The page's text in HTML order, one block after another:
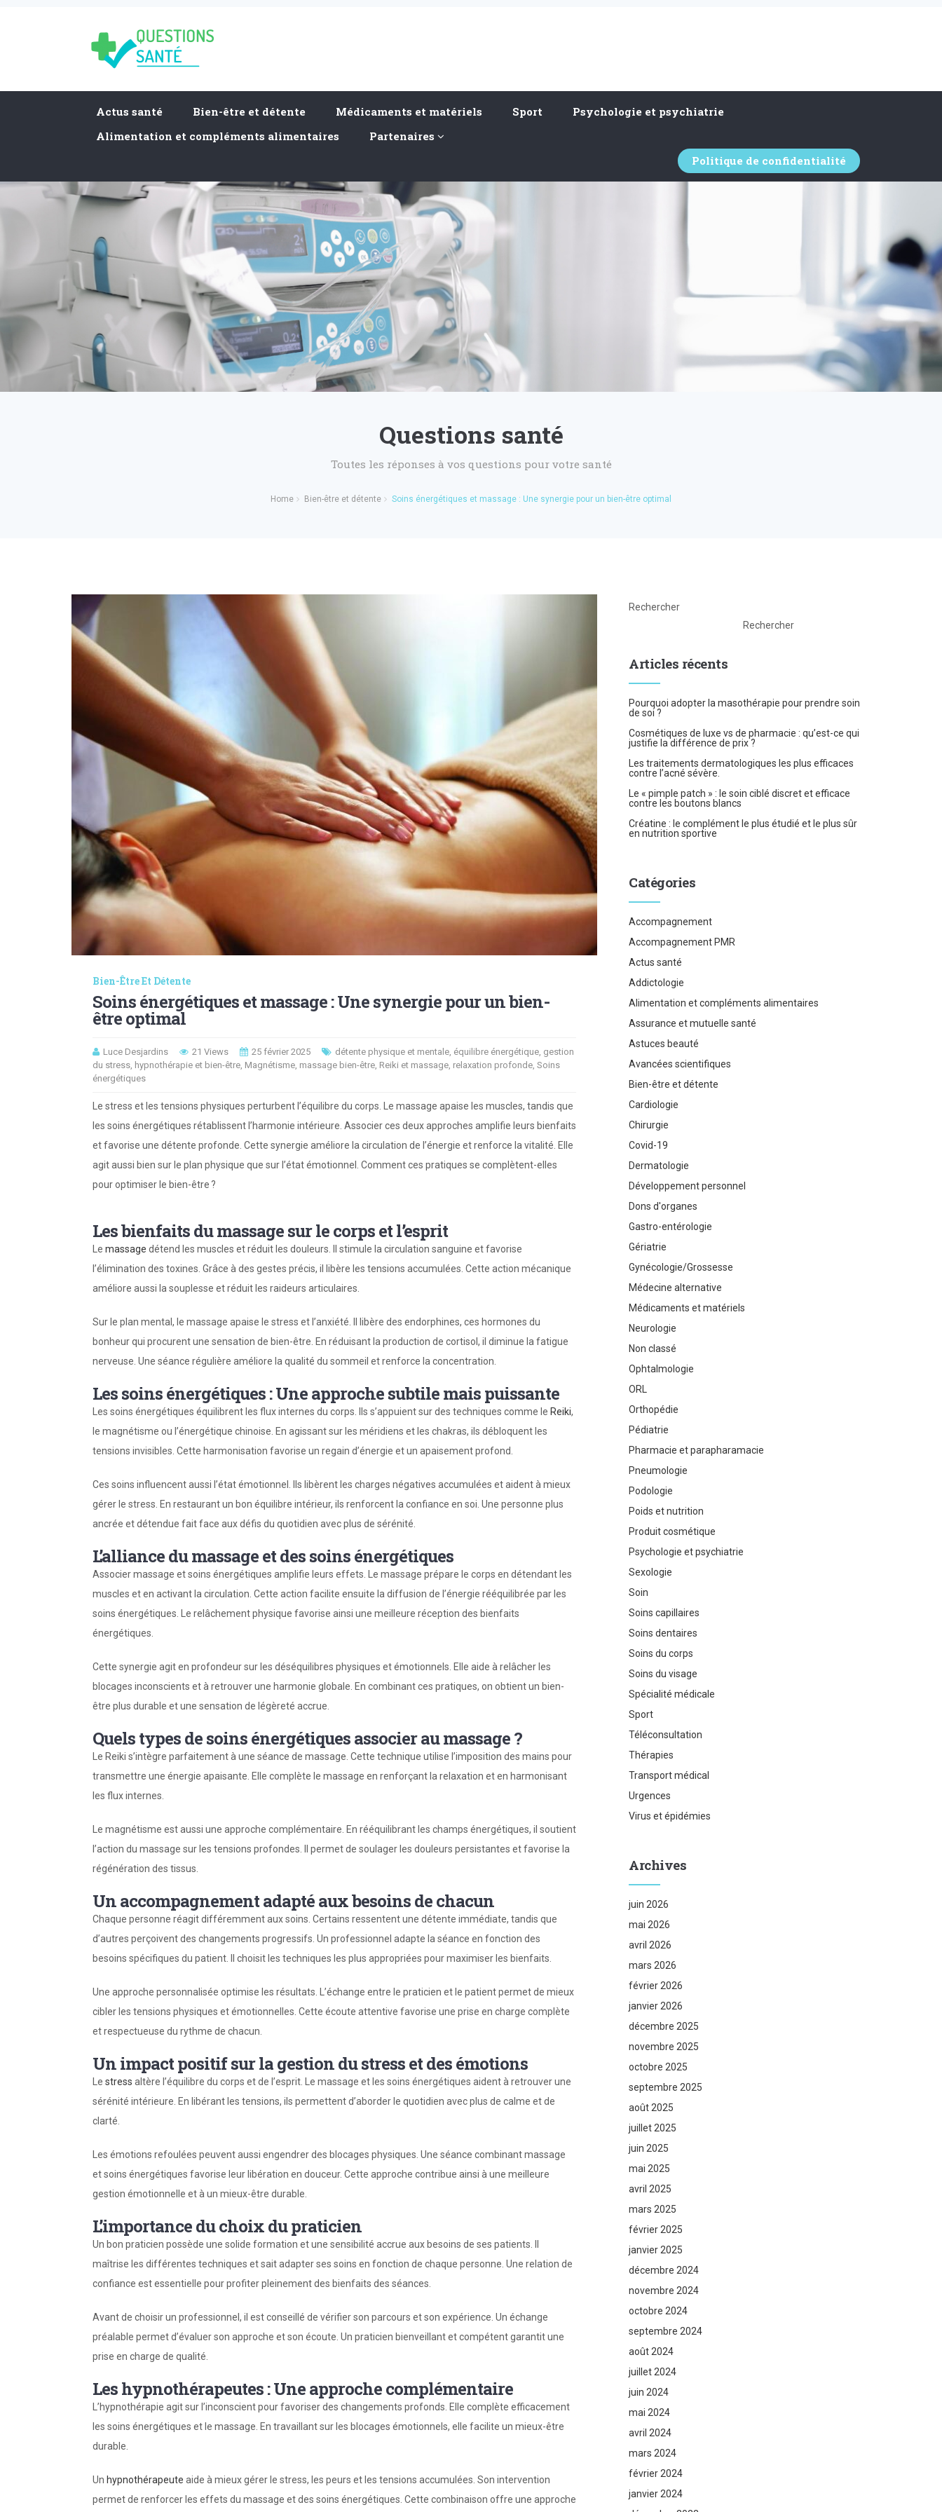
Actus santé Bien-être et détente Médicaments et matériels Sport
Psychologie et psychiatrie
Alimentation et compléments alimentaires
Partenaires
Politique de confidentialité
Questions santé
Toutes les réponses à vos questions pour votre santé
Home Bien-être et détente Soins énergétiques et massage : Une synergie pour un bien-être optimal
Bien-Être Et Détente
Soins énergétiques et massage : Une synergie pour un bien-
être optimal
Luce Desjardins 21 Views 25 février 2025 détente physique et mentale, équilibre énergétique, gestion
du stress, hypnothérapie et bien-être, Magnétisme, massage bien-être, Reiki et massage, relaxation profonde, Soins
énergétiques
Le stress et les tensions physiques perturbent l’équilibre du corps. Le massage apaise les muscles, tandis que
les soins énergétiques rétablissent l’harmonie intérieure. Associer ces deux approches amplifie leurs bienfaits
et favorise une détente profonde. Cette synergie améliore la circulation de l’énergie et renforce la vitalité. Elle
agit aussi bien sur le plan physique que sur l’état émotionnel. Comment ces pratiques se complètent-elles
pour optimiser le bien-être ?
Les bienfaits du massage sur le corps et l’esprit
Le massage détend les muscles et réduit les douleurs. Il stimule la circulation sanguine et favorise
l’élimination des toxines. Grâce à des gestes précis, il libère les tensions accumulées. Cette action mécanique
améliore aussi la souplesse et réduit les raideurs articulaires.
Sur le plan mental, le massage apaise le stress et l’anxiété. Il libère des endorphines, ces hormones du
bonheur qui procurent une sensation de bien-être. En réduisant la production de cortisol, il diminue la fatigue
nerveuse. Une séance régulière améliore la qualité du sommeil et renforce la concentration.
Les soins énergétiques : Une approche subtile mais puissante
Les soins énergétiques équilibrent les flux internes du corps. Ils s’appuient sur des techniques comme le Reiki,
le magnétisme ou l’énergétique chinoise. En agissant sur les méridiens et les chakras, ils débloquent les
tensions invisibles. Cette harmonisation favorise un regain d’énergie et un apaisement profond.
Ces soins influencent aussi l’état émotionnel. Ils libèrent les charges négatives accumulées et aident à mieux
gérer le stress. En restaurant un bon équilibre intérieur, ils renforcent la confiance en soi. Une personne plus
ancrée et détendue fait face aux défis du quotidien avec plus de sérénité.
L’alliance du massage et des soins énergétiques
Associer massage et soins énergétiques amplifie leurs effets. Le massage prépare le corps en détendant les
muscles et en activant la circulation. Cette action facilite ensuite la diffusion de l’énergie rééquilibrée par les
soins énergétiques. Le relâchement physique favorise ainsi une meilleure réception des bienfaits
énergétiques.
Cette synergie agit en profondeur sur les déséquilibres physiques et émotionnels. Elle aide à relâcher les
blocages inconscients et à retrouver une harmonie globale. En combinant ces pratiques, on obtient un bien-
être plus durable et une sensation de légèreté accrue.
Quels types de soins énergétiques associer au massage ?
Le Reiki s’intègre parfaitement à une séance de massage. Cette technique utilise l’imposition des mains pour
transmettre une énergie apaisante. Elle complète le massage en renforçant la relaxation et en harmonisant
les flux internes.
Le magnétisme est aussi une approche complémentaire. En rééquilibrant les champs énergétiques, il soutient
l’action du massage sur les tensions profondes. Il permet de soulager les douleurs persistantes et favorise la
régénération des tissus.
Un accompagnement adapté aux besoins de chacun
Chaque personne réagit différemment aux soins. Certains ressentent une détente immédiate, tandis que
d’autres perçoivent des changements progressifs. Un professionnel adapte la séance en fonction des
besoins spécifiques du patient. Il choisit les techniques les plus appropriées pour maximiser les bienfaits.
Une approche personnalisée optimise les résultats. L’échange entre le praticien et le patient permet de mieux
cibler les tensions physiques et émotionnelles. Cette écoute attentive favorise une prise en charge complète
et respectueuse du rythme de chacun.
Un impact positif sur la gestion du stress et des émotions
Le stress altère l’équilibre du corps et de l’esprit. Le massage et les soins énergétiques aident à retrouver une
sérénité intérieure. En libérant les tensions, ils permettent d’aborder le quotidien avec plus de calme et de
clarté.
Les émotions refoulées peuvent aussi engendrer des blocages physiques. Une séance combinant massage
et soins énergétiques favorise leur libération en douceur. Cette approche contribue ainsi à une meilleure
gestion émotionnelle et à un mieux-être durable.
L’importance du choix du praticien
Un bon praticien possède une solide formation et une sensibilité accrue aux besoins de ses patients. Il
maîtrise les différentes techniques et sait adapter ses soins en fonction de chaque personne. Une relation de
confiance est essentielle pour profiter pleinement des bienfaits des séances.
Avant de choisir un professionnel, il est conseillé de vérifier son parcours et son expérience. Un échange
préalable permet d’évaluer son approche et son écoute. Un praticien bienveillant et compétent garantit une
prise en charge de qualité.
Les hypnothérapeutes : Une approche complémentaire
L’hypnothérapie agit sur l’inconscient pour favoriser des changements profonds. Elle complète efficacement
les soins énergétiques et le massage. En travaillant sur les blocages émotionnels, elle facilite un mieux-être
durable.
Un hypnothérapeute aide à mieux gérer le stress, les peurs et les tensions accumulées. Son intervention
permet de renforcer les effets du massage et des soins énergétiques. Cette combinaison offre une approche
Rechercher
Rechercher
Articles récents
Pourquoi adopter la masothérapie pour prendre soin
de soi ?
Cosmétiques de luxe vs de pharmacie : qu’est-ce qui
justifie la différence de prix ?
Les traitements dermatologiques les plus efficaces
contre l’acné sévère.
Le « pimple patch » : le soin ciblé discret et efficace
contre les boutons blancs
Créatine : le complément le plus étudié et le plus sûr
en nutrition sportive
Catégories
Accompagnement
Accompagnement PMR
Actus santé
Addictologie
Alimentation et compléments alimentaires
Assurance et mutuelle santé
Astuces beauté
Avancées scientifiques
Bien-être et détente
Cardiologie
Chirurgie
Covid-19
Dermatologie
Développement personnel
Dons d'organes
Gastro-entérologie
Gériatrie
Gynécologie/Grossesse
Médecine alternative
Médicaments et matériels
Neurologie
Non classé
Ophtalmologie
ORL
Orthopédie
Pédiatrie
Pharmacie et parapharamacie
Pneumologie
Podologie
Poids et nutrition
Produit cosmétique
Psychologie et psychiatrie
Sexologie
Soin
Soins capillaires
Soins dentaires
Soins du corps
Soins du visage
Spécialité médicale
Sport
Téléconsultation
Thérapies
Transport médical
Urgences
Virus et épidémies
Archives
juin 2026
mai 2026
avril 2026
mars 2026
février 2026
janvier 2026
décembre 2025
novembre 2025
octobre 2025
septembre 2025
août 2025
juillet 2025
juin 2025
mai 2025
avril 2025
mars 2025
février 2025
janvier 2025
décembre 2024
novembre 2024
octobre 2024
septembre 2024
août 2024
juillet 2024
juin 2024
mai 2024
avril 2024
mars 2024
février 2024
janvier 2024